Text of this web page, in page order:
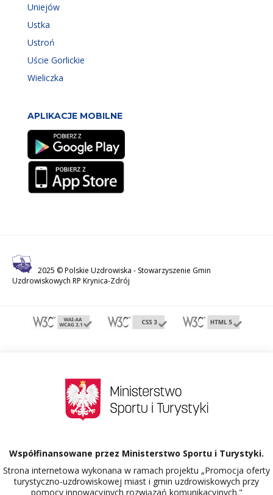
Uniejów
Ustka
Ustroń
Uście Gorlickie
Wieliczka
APLIKACJE MOBILNE
2025 © Polskie Uzdrowiska - Stowarzyszenie Gmin
Uzdrowiskowych RP Krynica-Zdrój
Współfinansowane przez Ministerstwo Sportu i Turystyki.
Strona internetowa wykonana w ramach projektu „Promocja oferty
turystyczno-uzdrowiskowej miast i gmin uzdrowiskowych przy
pomocy innowacyjnych rozwiązań komunikacyjnych."